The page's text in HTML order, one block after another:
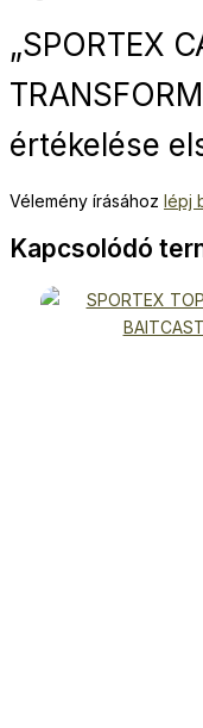
„SPORTEX
értékelése
Vélemény írásához lépj
Kapcsolódó